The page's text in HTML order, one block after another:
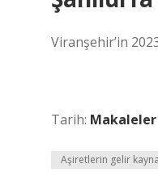
Viranşehir’in
Tarih: Makaleler
Aşiretlerin gelir